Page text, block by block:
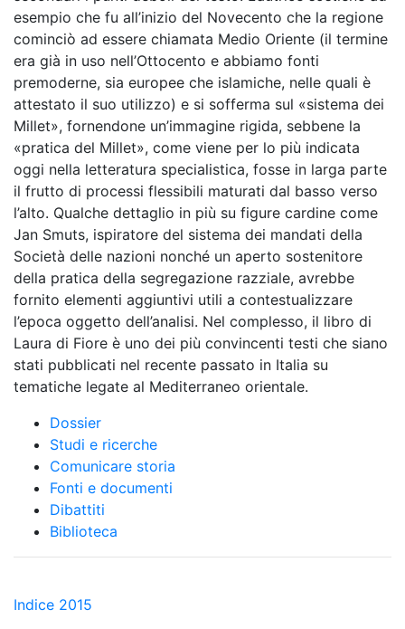
esempio che fu all’inizio del Novecento che la regione
cominciò ad essere chiamata Medio Oriente (il termine
era già in uso nell’Ottocento e abbiamo fonti
premoderne, sia europee che islamiche, nelle quali è
attestato il suo utilizzo) e si sofferma sul «sistema dei
Millet», fornendone un’immagine rigida, sebbene la
«pratica del Millet», come viene per lo più indicata
oggi nella letteratura specialistica, fosse in larga parte
il frutto di processi flessibili maturati dal basso verso
l’alto. Qualche dettaglio in più su figure cardine come
Jan Smuts, ispiratore del sistema dei mandati della
Società delle nazioni nonché un aperto sostenitore
della pratica della segregazione razziale, avrebbe
fornito elementi aggiuntivi utili a contestualizzare
l’epoca oggetto dell’analisi. Nel complesso, il libro di
Laura di Fiore è uno dei più convincenti testi che siano
stati pubblicati nel recente passato in Italia su
tematiche legate al Mediterraneo orientale.
Dossier
Studi e ricerche
Comunicare storia
Fonti e documenti
Dibattiti
Biblioteca
Indice 2015